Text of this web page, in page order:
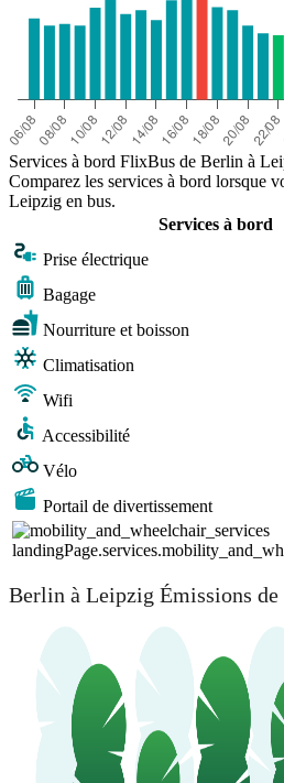
Services à bord FlixBus de Berlin à
Comparez les services à bord lorsque
Leipzig en bus.
Services à bord
Prise électrique
Bagage
Nourriture et boisson
Climatisation
Wifi
Accessibilité
Vélo
Portail de divertissement
Berlin à Leipzig Émissions de